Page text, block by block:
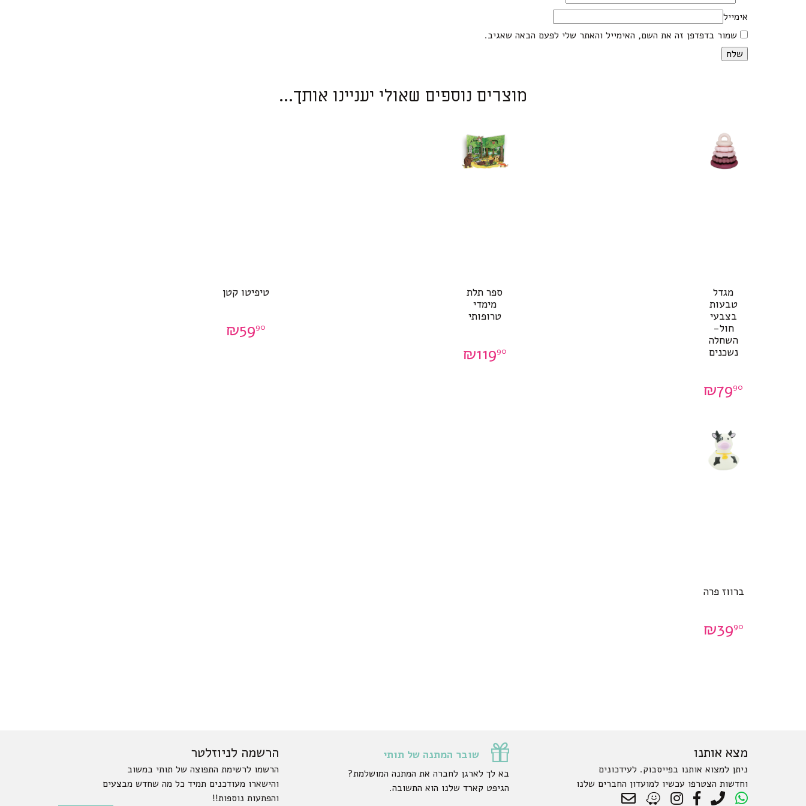
אימייל
שמור בדפדפן זה את השם, האימייל והאתר שלי לפעם הבאה שאגיב.
מוצרים נוספים שאולי יעניינו אותך...
מגדל
טבעות
בצבעי
חול-
השחלה
נשכנים
₪7990
ספר תלת
מימדי
טרופותי
₪11990
טיפיטו קטן
₪5990
ברווז פרה
₪3990
מצא אותנו
ניתן למצוא אותנו בפייסבוק. לעידכונים
וחדשות הצטרפו עכשיו למועדון החברים שלנו
שובר המתנה של תותי
בא לך לארגן לחברה את המתנה המושלמת?
הגיפט קארד שלנו הוא התשובה.
הרשמה לניוזלטר
הרשמו לרשימת התפוצה של תותי במשוב
והישארו מעודכנים תמיד כל מה שחדש מבצעים
והפתעות נוספות!!